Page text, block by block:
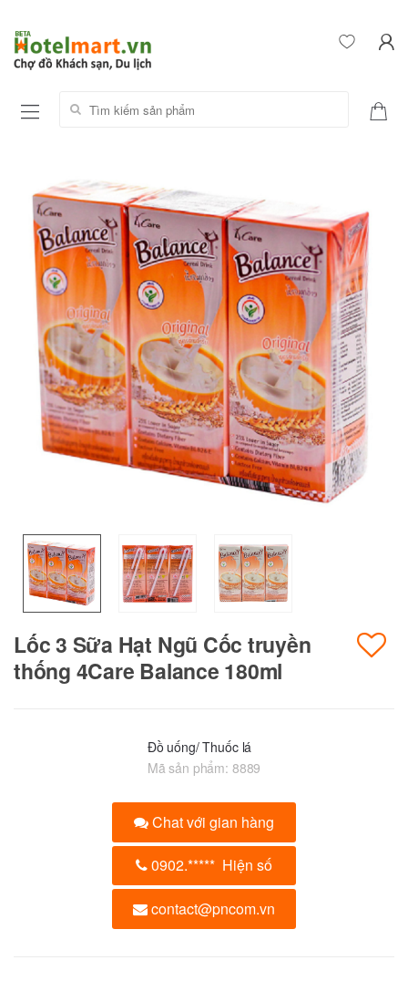
Tìm kiếm sản phẩm:
Lốc 3 Sữa Hạt Ngũ Cốc truyền
thống 4Care Balance 180ml
Đồ uống/ Thuốc lá
Mã sản phẩm: 8889
Chat với gian hàng
0902.***** Hiện số
contact@pncom.vn